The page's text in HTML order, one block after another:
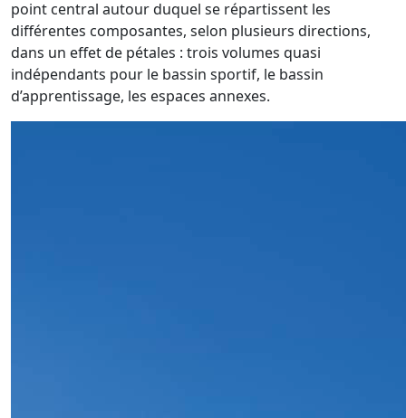
point central autour duquel se répartissent les
différentes composantes, selon plusieurs directions,
dans un effet de pétales : trois volumes quasi
indépendants pour le bassin sportif, le bassin
d’apprentissage, les espaces annexes.